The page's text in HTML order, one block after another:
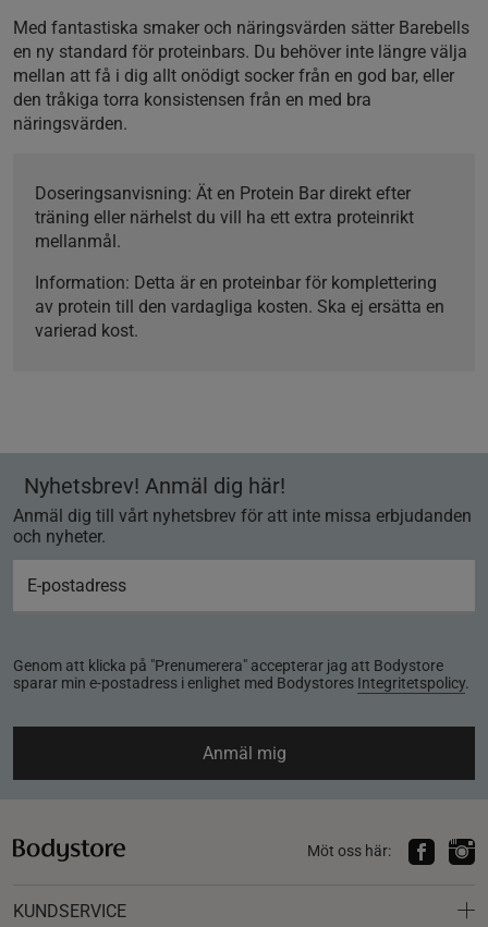
Med fantastiska smaker och näringsvärden sätter Barebells
en ny standard för proteinbars. Du behöver inte längre välja
mellan att få i dig allt onödigt socker från en god bar, eller
den tråkiga torra konsistensen från en med bra
näringsvärden.
Doseringsanvisning: Ät en Protein Bar direkt efter
träning eller närhelst du vill ha ett extra proteinrikt
mellanmål.
Information: Detta är en proteinbar för komplettering
av protein till den vardagliga kosten. Ska ej ersätta en
varierad kost.
Nyhetsbrev! Anmäl dig här!
Anmäl dig till vårt nyhetsbrev för att inte missa erbjudanden
och nyheter.
Genom att klicka på "Prenumerera" accepterar jag att Bodystore
sparar min e-postadress i enlighet med Bodystores Integritetspolicy.
Anmäl mig
Möt oss här:
KUNDSERVICE